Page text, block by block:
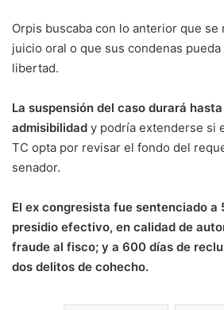
Orpis buscaba con lo anterior que se
juicio oral o que sus condenas
libertad.
La suspensión del caso durará
admisibilidad y podría extenderse si
TC opta por revisar el fondo del
senador.
El ex congresista fue sentenciado a
presidio efectivo, en calidad de
fraude al fisco; y a 600 días de
dos delitos de cohecho.